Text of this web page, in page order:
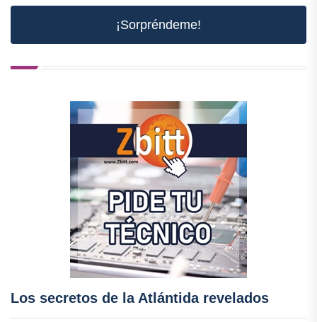
¡Sorpréndeme!
Los secretos de la Atlántida revelados